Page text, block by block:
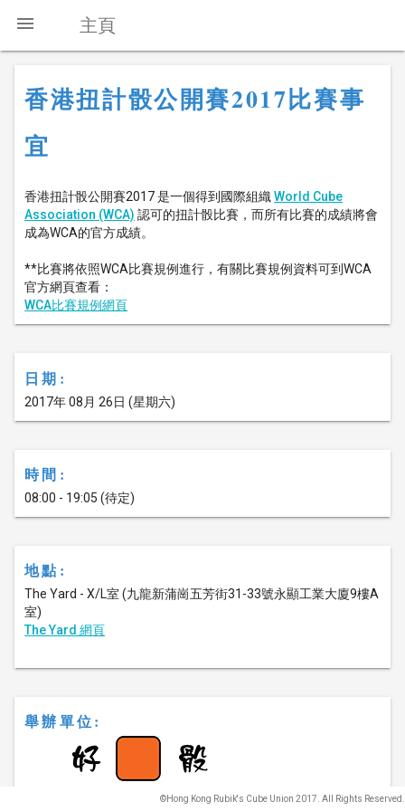
menu 主頁
香港扭計骰公開賽2017比賽事
宜
香港扭計骰公開賽2017 是一個得到國際組織World Cube
Association (WCA) 認可的扭計骰比賽，而所有比賽的成績將會
成為WCA的官方成績。
**比賽將依照WCA比賽規例進行，有關比賽規例資料可到WCA
官方網頁查看：
WCA比賽規例網頁
日期:
2017年 08月 26日 (星期六)
時間:
08:00 - 19:05 (待定)
地點:
The Yard - X/L室 (九龍新蒲崗五芳街31-33號永顯工業大廈9樓A
室)
The Yard 網頁
舉辦單位:
©Hong Kong Rubik's Cube Union 2017. All Rights Reserved.